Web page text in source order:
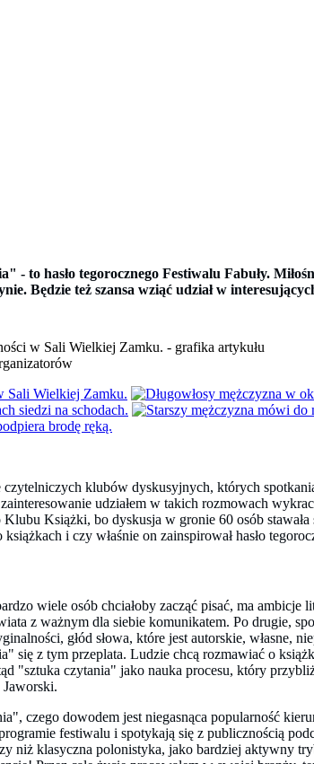
- to hasło tegorocznego Festiwalu Fabuły.
Będzie też szansa wziąć udział w
czytelniczych klubów dyskusyjnych, których
udziałem w takich rozmowach
Książki, bo dyskusja w gronie 60 osób
i czy właśnie on zainspirował hasło
wiele osób chciałoby zacząć pisać, ma
z ważnym dla siebie komunikatem. Po drugie,
głód słowa, które jest autorskie,
się z tym przeplata. Ludzie chcą rozmawiać o
"sztuka czytania" jako nauka procesu, który
czego dowodem jest niegasnąca popularność
festiwalu i spotykają się z publicznością
niż klasyczna polonistyka, jako bardziej aktywny